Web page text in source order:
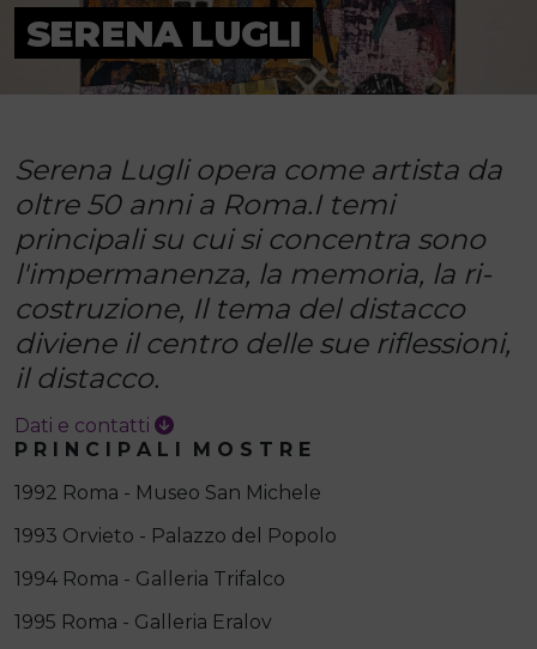
SERENA LUGLI
Serena Lugli opera come artista da
oltre 50 anni a Roma.I temi
principali su cui si concentra sono
l'impermanenza, la memoria, la ri-
costruzione, Il tema del distacco
diviene il centro delle sue riflessioni,
il distacco.
Dati e contatti
P R I N C I P A L I M O S T R E
1992 Roma - Museo San Michele
1993 Orvieto - Palazzo del Popolo
1994 Roma - Galleria Trifalco
1995 Roma - Galleria Eralov